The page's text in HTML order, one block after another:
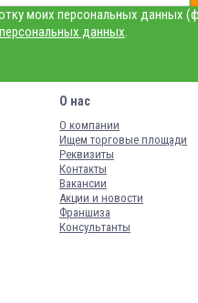
моих персональных данных
данных
О нас
О компании
Ищем торговые площади
Реквизиты
Контакты
Вакансии
Акции и новости
Франшиза
Консультанты